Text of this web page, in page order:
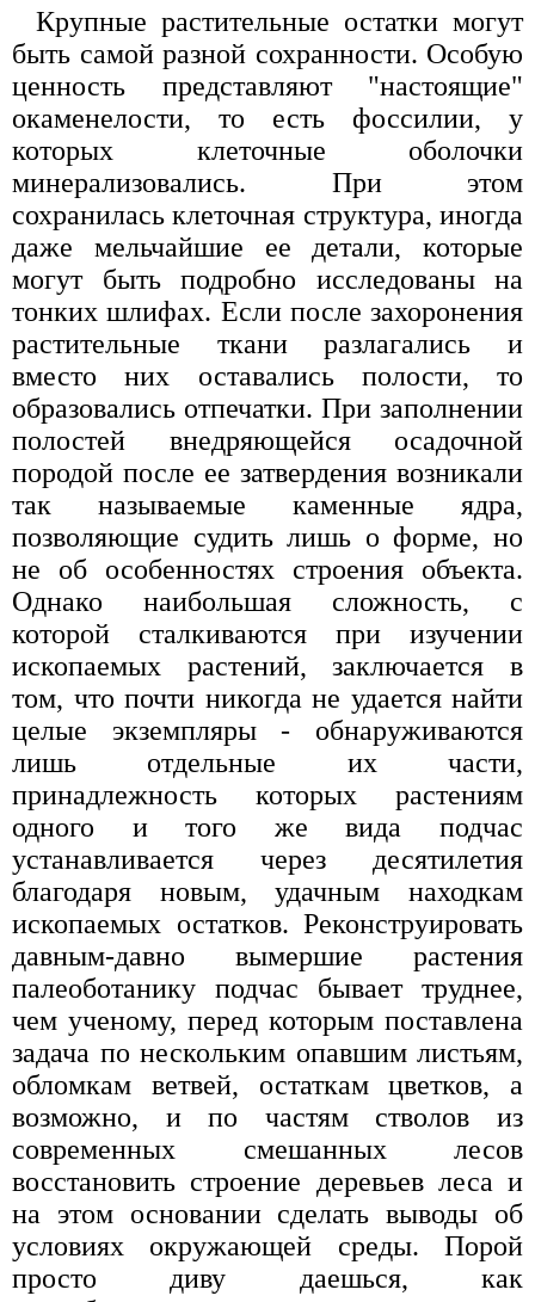
Крупные растительные остатки могут
быть самой разной сохранности. Особую
ценность представляют "настоящие"
окаменелости, то есть фоссилии, у
которых клеточные оболочки
минерализовались. При этом
сохранилась клеточная структура, иногда
даже мельчайшие ее детали, которые
могут быть подробно исследованы на
тонких шлифах. Если после захоронения
растительные ткани разлагались и
вместо них оставались полости, то
образовались отпечатки. При заполнении
полостей внедряющейся осадочной
породой после ее затвердения возникали
так называемые каменные ядра,
позволяющие судить лишь о форме, но
не об особенностях строения объекта.
Однако наибольшая сложность, с
которой сталкиваются при изучении
ископаемых растений, заключается в
том, что почти никогда не удается найти
целые экземпляры - обнаруживаются
лишь отдельные их части,
принадлежность которых растениям
одного и того же вида подчас
устанавливается через десятилетия
благодаря новым, удачным находкам
ископаемых остатков. Реконструировать
давным-давно вымершие растения
палеоботанику подчас бывает труднее,
чем ученому, перед которым поставлена
задача по нескольким опавшим листьям,
обломкам ветвей, остаткам цветков, а
возможно, и по частям стволов из
современных смешанных лесов
восстановить строение деревьев леса и
на этом основании сделать выводы об
условиях окружающей среды. Порой
просто диву даешься, как